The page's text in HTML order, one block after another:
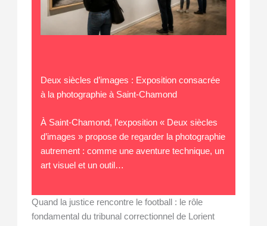
Deux siècles d’images : Exposition consacrée
à la photographie à Saint-Chamond
À Saint-Chamond, l’exposition « Deux siècles
d’images » propose de regarder la photographie
autrement : comme une aventure technique, un
art visuel et un outil…
Quand la justice rencontre le football : le rôle
fondamental du tribunal correctionnel de Lorient